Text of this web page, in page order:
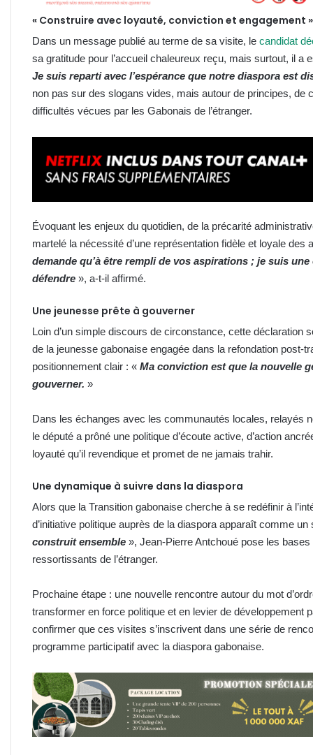
« Construire avec loyauté, conviction et engagement »
Dans un message publié au terme de sa visite, le candidat
sa gratitude pour l’accueil chaleureux reçu, mais surtout, il a
Je suis reparti avec l’espérance que notre diaspora est
non pas sur des slogans vides, mais autour de principes, de
difficultés vécues par les Gabonais de l’étranger.
Évoquant les enjeux du quotidien, de la précarité
martelé la nécessité d’une représentation fidèle et loyale des
demande qu’à être rempli de vos aspirations ; je suis
défendre », a-t-il affirmé.
Une jeunesse prête à gouverner
Loin d’un simple discours de circonstance, cette déclaration
de la jeunesse gabonaise engagée dans la refondation post-
positionnement clair : « Ma conviction est que la nouvelle
gouverner. »
Dans les échanges avec les communautés locales, relayés
le député a prôné une politique d’écoute active, d’action
loyauté qu’il revendique et promet de ne jamais trahir.
Une dynamique à suivre dans la diaspora
Alors que la Transition gabonaise cherche à se redéfinir à
d’initiative politique auprès de la diaspora apparaît comme
construit ensemble », Jean-Pierre Antchoué pose les
ressortissants de l’étranger.
Prochaine étape : une nouvelle rencontre autour du mot
transformer en force politique et en levier de développement
confirmer que ces visites s’inscrivent dans une série de
programme participatif avec la diaspora gabonaise.